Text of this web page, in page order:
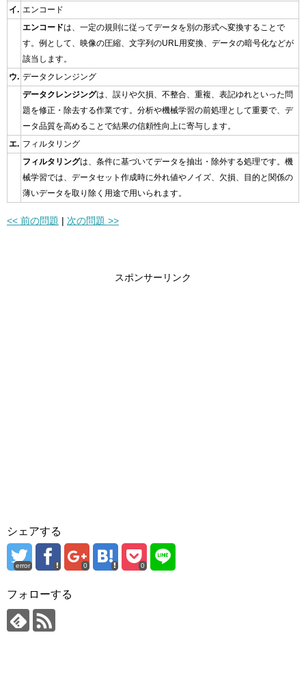
イ. エンコード
エンコードは、一定の規則に従ってデータを別の形式へ変換することで
す。例として、映像の圧縮、文字列のURL用変換、データの暗号化などが
該当します。
ウ. データクレンジング
データクレンジングは、誤りや欠損、不整合、重複、表記ゆれといった問
題を修正・除去する作業です。分析や機械学習の前処理として重要で、デ
ータ品質を高めることで結果の信頼性向上に寄与します。
エ. フィルタリング
フィルタリングは、条件に基づいてデータを抽出・除外する処理です。機
械学習では、データセット作成時に外れ値やノイズ、欠損、目的と関係の
薄いデータを取り除く用途で用いられます。
<< 前の問題 | 次の問題 >>
スポンサーリンク
シェアする
error 0 0
フォローする